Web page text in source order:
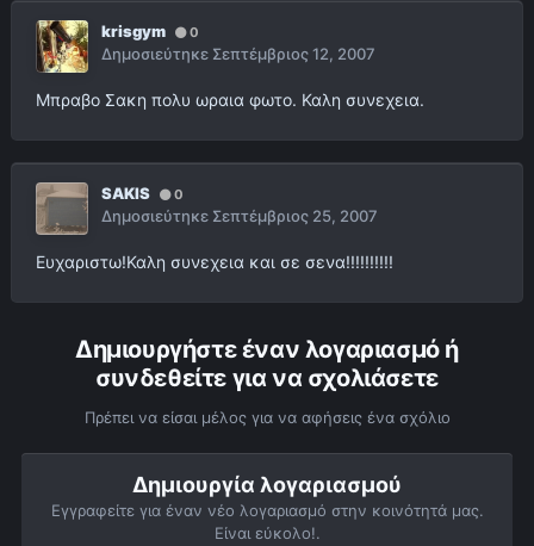
krisgym 0
Δημοσιεύτηκε Σεπτέμβριος 12, 2007
Μπραβο Σακη πολυ ωραια φωτο. Καλη συνεχεια.
SAKIS 0
Δημοσιεύτηκε Σεπτέμβριος 25, 2007
Ευχαριστω!Καλη συνεχεια και σε σενα!!!!!!!!!!
Δημιουργήστε έναν λογαριασμό ή
συνδεθείτε για να σχολιάσετε
Πρέπει να είσαι μέλος για να αφήσεις ένα σχόλιο
Δημιουργία λογαριασμού
Εγγραφείτε για έναν νέο λογαριασμό στην κοινότητά μας.
Είναι εύκολο!.